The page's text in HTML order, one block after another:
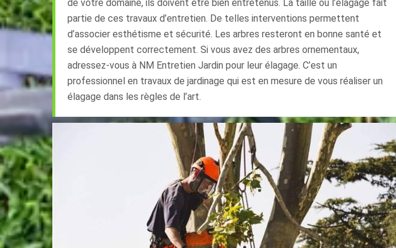
de votre domaine, ils doivent être bien entretenus. La taille ou l’élagage fait
partie de ces travaux d’entretien. De telles interventions permettent
d’associer esthétisme et sécurité. Les arbres resteront en bonne santé et
se développent correctement. Si vous avez des arbres ornementaux,
adressez-vous à NM Entretien Jardin pour leur élagage. C’est un
professionnel en travaux de jardinage qui est en mesure de vous réaliser un
élagage dans les règles de l’art.